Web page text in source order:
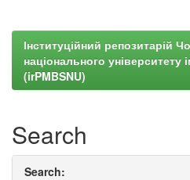
Інституційний репозитарій
національного університету
(irPMBSNU)
Search
Search: